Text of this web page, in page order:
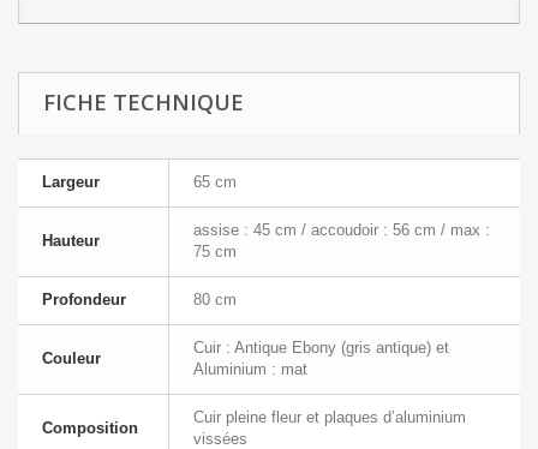
FICHE TECHNIQUE
Largeur 65 cm
Hauteur
assise : 45 cm / accoudoir : 56 cm / max :
75 cm
Profondeur 80 cm
Couleur
Cuir : Antique Ebony (gris antique) et
Aluminium : mat
Composition
Cuir pleine fleur et plaques d’aluminium
vissées